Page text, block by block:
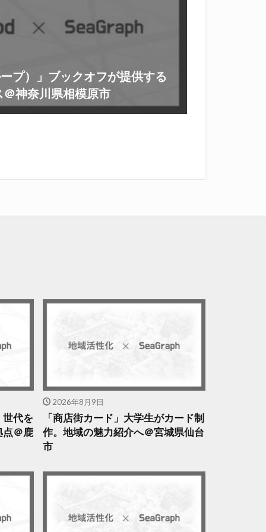
プ）」ブックオフが提供する
神奈川県相模原市
代を
点＠鹿
2026年8月9日
「商店街カード」大学生がカード制
作。地域の魅力紹介へ＠宮城県仙台
市